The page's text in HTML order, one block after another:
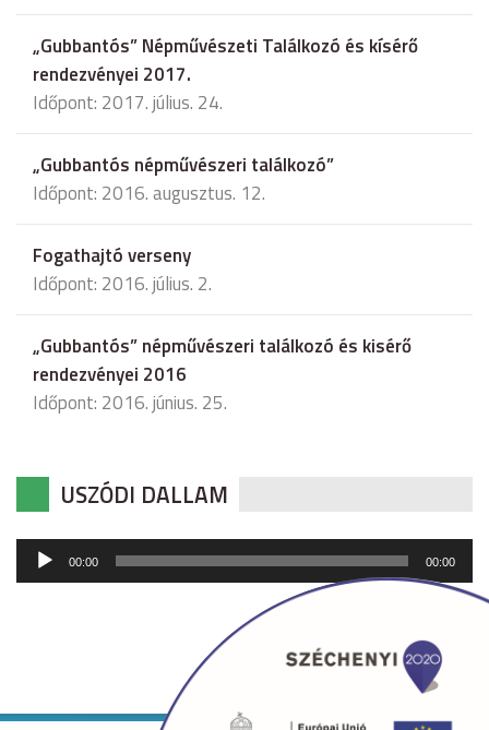
„Gubbantós” Népművészeti Találkozó és kísérő
rendezvényei 2017.
Időpont: 2017. július. 24.
„Gubbantós népművészeri találkozó”
Időpont: 2016. augusztus. 12.
Fogathajtó verseny
Időpont: 2016. július. 2.
„Gubbantós” népművészeri találkozó és kisérő
rendezvényei 2016
Időpont: 2016. június. 25.
USZÓDI DALLAM
Audió
lejátszó
00:00 00:00